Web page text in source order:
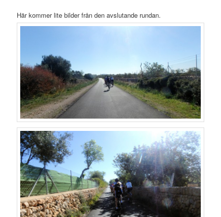
Här kommer lite bilder från den avslutande rundan.